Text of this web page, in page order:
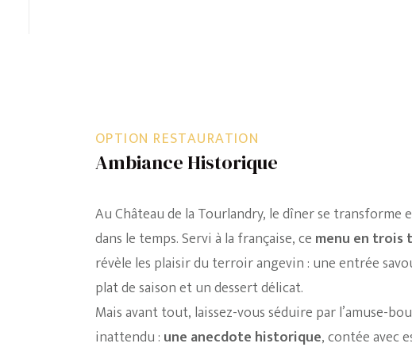
Ambiance Historique
OPTION RESTAURATION
Au Château de la Tourlandry, le dîner se transforme
dans le temps. Servi à la française, ce menu en trois
révèle les plaisir du terroir angevin : une entrée
plat de saison et un dessert délicat.
Mais avant tout, laissez-vous séduire par l’amuse-
inattendu : une anecdote historique, contée avec